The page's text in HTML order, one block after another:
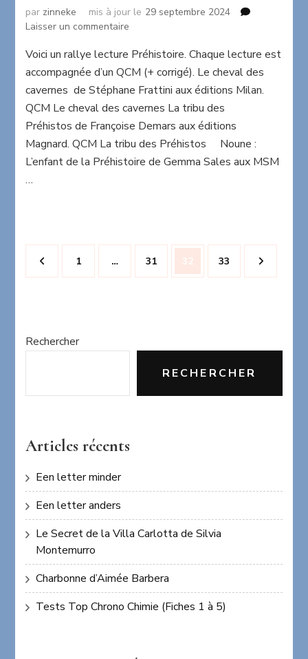
par zinneke mis à jour le 29 septembre 2024
Laisser un commentaire
lecture
Préhistoire
Voici un rallye lecture Préhistoire. Chaque lecture est
accompagnée d’un QCM (+ corrigé). Le cheval des
cavernes de Stéphane Frattini aux éditions Milan.
QCM Le cheval des cavernes La tribu des
Préhistos de Françoise Demars aux éditions
Magnard. QCM La tribu des Préhistos Noune :
L’enfant de la Préhistoire de Gemma Sales aux MSM
…
Pagination
des
Page
1 … Page
31 Page
32 Page
33
Rechercher
RECHERCHER
Articles récents
Een letter minder
Een letter anders
Le Secret de la Villa Carlotta de Silvia
Montemurro
Charbonne d’Aimée Barbera
Tests Top Chrono Chimie (Fiches 1 à 5)